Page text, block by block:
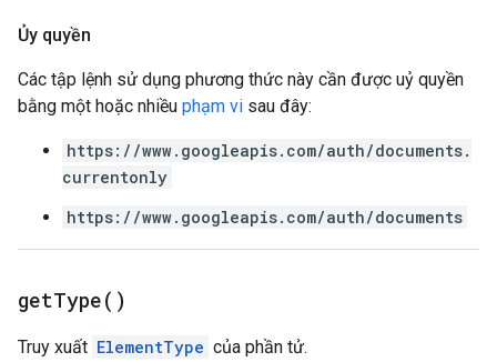
Ủy quyền
Các tập lệnh sử dụng phương thức này cần được uỷ quyền
bằng một hoặc nhiều phạm vi sau đây:
https://www.googleapis.com/auth/documents.
currentonly
https://www.googleapis.com/auth/documents
getType( )
Truy xuất ElementType của phần tử.